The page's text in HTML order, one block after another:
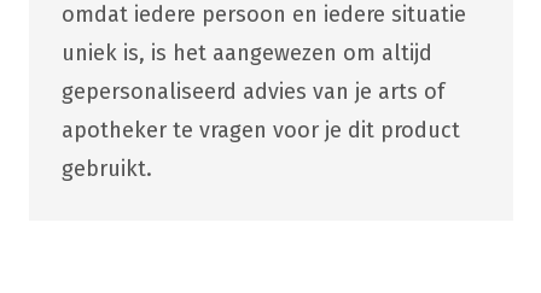
omdat iedere persoon en iedere situatie
uniek is, is het aangewezen om altijd
gepersonaliseerd advies van je arts of
apotheker te vragen voor je dit product
gebruikt.